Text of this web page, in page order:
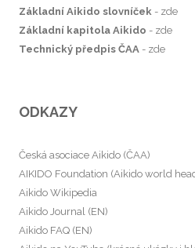
Základní Aikido slovníček - zde
Základní kapitola Aikido - zde
Technický předpis ČAA - zde
ODKAZY
Česká asociace Aikido (ČAA)
AIKIDO Foundation (Aikido world
Aikido Wikipedia
Aikido Journal (EN)
Aikido FAQ (EN)